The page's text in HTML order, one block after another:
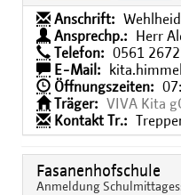
Anschrift:
Ansprechp.:
Herr
Telefon:
0561
E-Mail:
Öffnungszeiten:
Träger:
VIVA Kita
Kontakt Tr.:
Fasanenhofschule
Anmeldung